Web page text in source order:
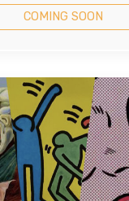
COMING SOON